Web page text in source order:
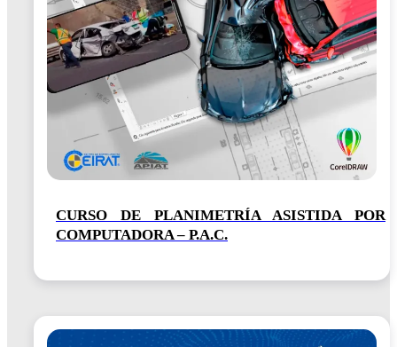
CURSO DE PLANIMETRÍA ASISTIDA POR
COMPUTADORA – P.A.C.